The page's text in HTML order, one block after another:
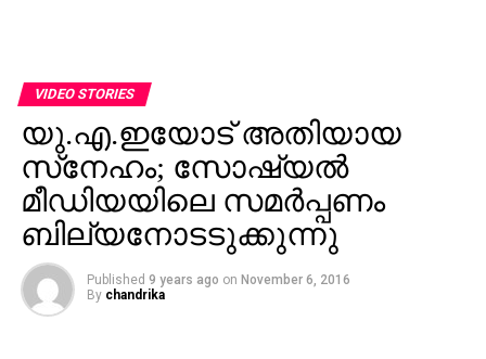
VIDEO STORIES
യു.എ.ഇയോട് അതിയായ
സ്‌നേഹം; സോഷ്യല്‍
മീഡിയയിലെ സമര്‍പ്പണം
ബില്യനോടടുക്കുന്നു
Published 9 years ago on November 6, 2016
By chandrika